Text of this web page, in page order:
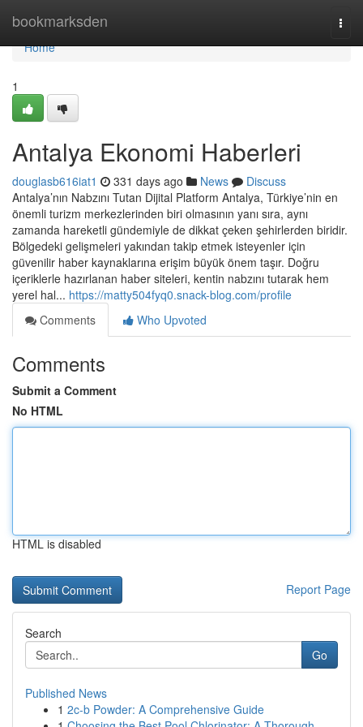
bookmarksden
Home
Home
1
Antalya Ekonomi Haberleri
douglasb616iat1 331 days ago News
Discuss
Antalya’nın Nabzını Tutan Dijital Platform Antalya, Türkiye’nin en
önemli turizm merkezlerinden biri olmasının yanı sıra, aynı
zamanda hareketli gündemiyle de dikkat çeken şehirlerden biridir.
Bölgedeki gelişmeleri yakından takip etmek isteyenler için
güvenilir haber kaynaklarına erişim büyük önem taşır. Doğru
içeriklerle hazırlanan haber siteleri, kentin nabzını tutarak hem
yerel hal... https://matty504fyq0.snack-blog.com/profile
Comments
Who Upvoted
Comments
Submit a Comment
No HTML
HTML is disabled
Report Page
Search
Go
Published News
1 2c-b Powder: A Comprehensive Guide